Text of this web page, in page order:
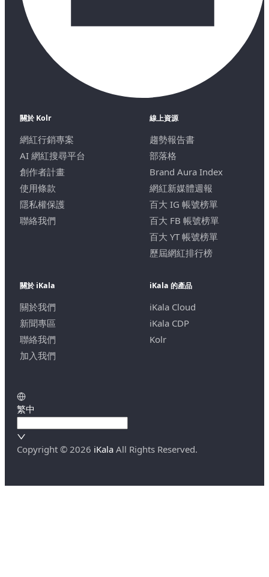
關於 Kolr
網紅行銷專案
AI 網紅搜尋平台
創作者計畫
使用條款
隱私權保護
聯絡我們
線上資源
趨勢報告書
部落格
Brand Aura Index
網紅新媒體週報
百大 IG 帳號榜單
百大 FB 帳號榜單
百大 YT 帳號榜單
歷屆網紅排行榜
關於 iKala
關於我們
新聞專區
聯絡我們
加入我們
iKala 的產品
iKala Cloud
iKala CDP
Kolr
繁中
Copyright © 2026 iKala All Rights Reserved.